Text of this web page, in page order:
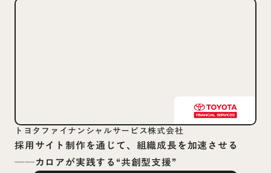
トヨタファイナンシャルサービス株式会社
採用サイト制作を通じて、組織成長を加速させる
──カロアが実践する“共創型支援”